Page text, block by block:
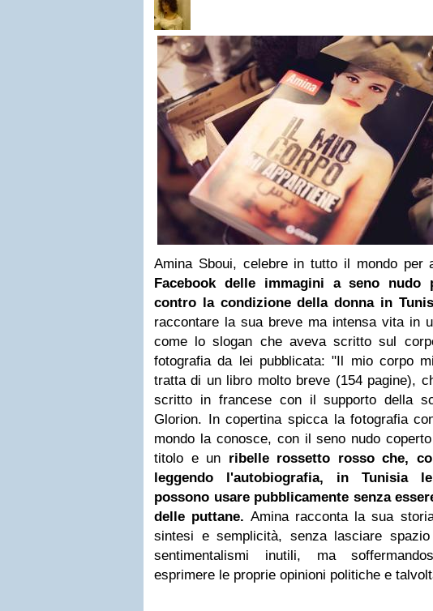
Amina Sboui, celebre in tutto il mondo per
Facebookdelle immagini a seno nudo
contro la condizione della donna in
raccontare la sua breve ma intensa vita in
come lo slogan che aveva scritto sul
fotografia da lei pubblicata: "Il mio corpo
tratta di un libro molto breve (154 pagine),
scritto in francese con il supporto della
Glorion. In copertina spicca la fotografia
mondo la conosce, con il seno nudo
titolo e un ribelle rossetto rosso che,
leggendo l'autobiografia, in Tunisia
possono usare pubblicamente senza
delle puttane. Amina racconta la sua
sintesi e semplicità, senza lasciare
sentimentalismi inutili, ma
esprimere le proprie opinioni politiche e